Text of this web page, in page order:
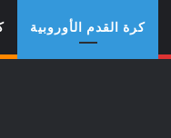
كرة القدم الأوروبية